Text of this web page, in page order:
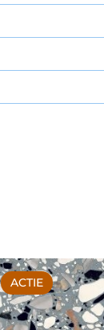
ACTIE